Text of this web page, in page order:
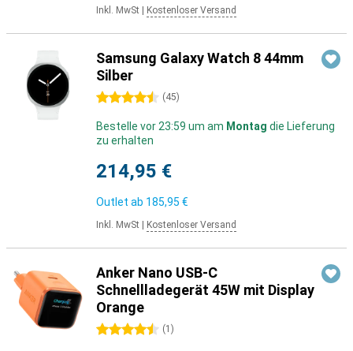
Inkl. MwSt Kostenloser Versand
Samsung Galaxy Watch 8 44mm
Silber
4.5 Sterne (45)
Bestelle vor 23:59 um am Montag die Lieferung
zu erhalten
214,95 €
Outlet ab 185,95 €
Inkl. MwSt Kostenloser Versand
Anker Nano USB-C
Schnellladegerät 45W mit Display
Orange
4.5 Sterne (1 )